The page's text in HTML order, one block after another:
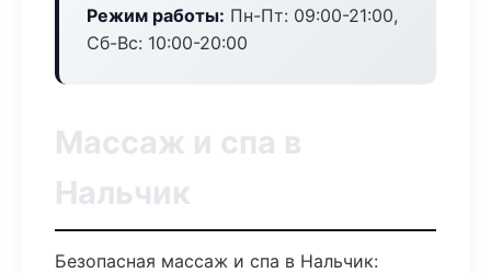
Режим работы: Пн-Пт: 09:00-21:00,
Сб-Вс: 10:00-20:00
Массаж и спа в
Нальчик
Безопасная массаж и спа в Нальчик: